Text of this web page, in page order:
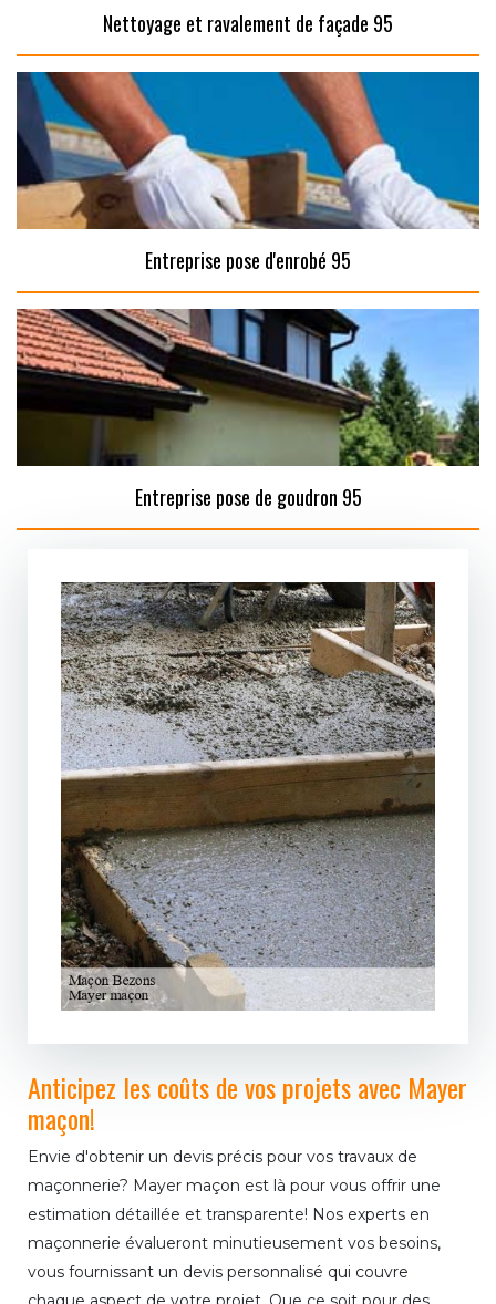
Nettoyage et ravalement de façade 95
Entreprise pose d'enrobé 95
Entreprise pose de goudron 95
Anticipez les coûts de vos projets avec Mayer
maçon!
Envie d'obtenir un devis précis pour vos travaux de
maçonnerie? Mayer maçon est là pour vous offrir une
estimation détaillée et transparente! Nos experts en
maçonnerie évalueront minutieusement vos besoins,
vous fournissant un devis personnalisé qui couvre